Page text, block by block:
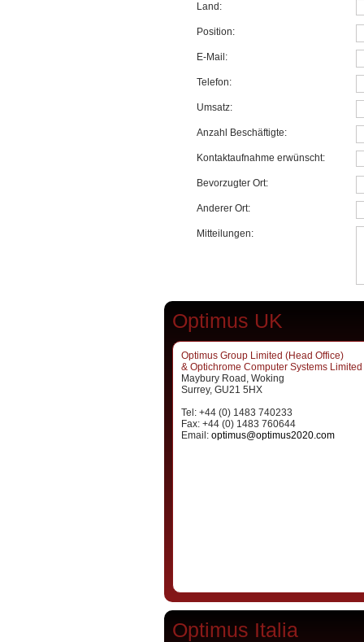
Land:
Position:
E-Mail:
Telefon:
Umsatz:
Anzahl Beschäftigte:
Kontaktaufnahme erwünscht:
Bevorzugter Ort:
Anderer Ort:
Mitteilungen:
Optimus UK
Optimus Group Limited (Head Office)
& Optichrome Computer Systems Limited
Maybury Road, Woking
Surrey, GU21 5HX
Tel: +44 (0) 1483 740233
Fax: +44 (0) 1483 760644
Email: optimus@optimus2020.com
Optimus Italia